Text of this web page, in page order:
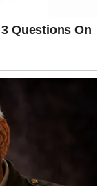
za
položaj u kojem